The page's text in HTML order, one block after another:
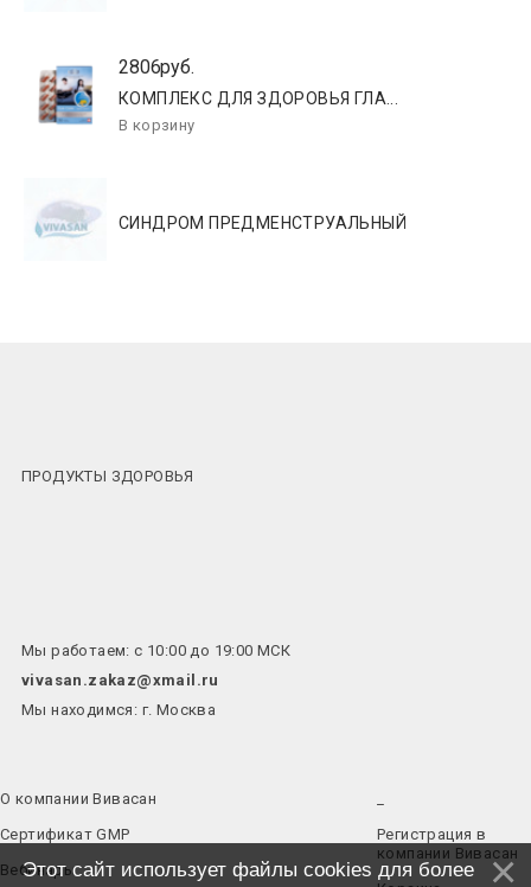
2806руб.
КОМПЛЕКС ДЛЯ ЗДОРОВЬЯ ГЛА...
СИНДРОМ ПРЕДМЕНСТРУАЛЬНЫЙ
ПРОДУКТЫ ЗДОРОВЬЯ
Мы работаем: с 10:00 до 19:00 МСК
vivasan.zakaz@xmail.ru
Мы находимся: г. Москва
О компании Вивасан
Сертификат GMP
Вебинары
Регистрация в
компании Вивасан
Этот сайт использует файлы cookies для более